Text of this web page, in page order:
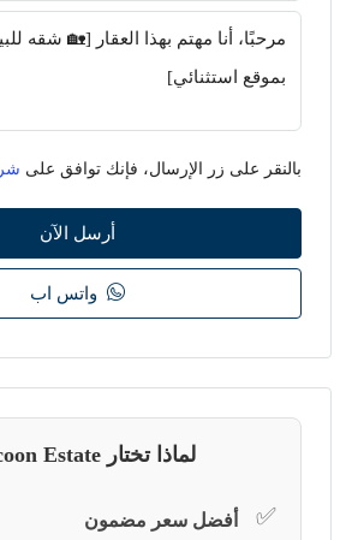
بالنقر على زر الإرسال، فإنك توافق على
أرسل الآن
واتس اب
لماذا تختار Tycoon Estate؟
✅ أفضل سعر مضمون